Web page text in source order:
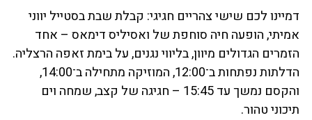
דמיינו לכם שישי צהריים חגיגי: קבלת שבת בסטייל יווני
אמיתי, הופעה חיה סוחפת של ואסיליס דימאס – אחד
הזמרים הגדולים מיוון, בליווי נגנים, על בימת זאפה הרצליה.
הדלתות נפתחות ב־12:00, המוזיקה מתחילה ב־14:00,
והקסם נמשך עד 15:45 – חגיגה של קצב, שמחה וים
תיכוני טהור.